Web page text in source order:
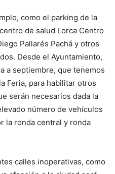
como el parking de la
de salud Lorca Centro
Pallarés Pachá y otros
Desde el Ayuntamiento,
a septiembre, que tenemos
Feria, para habilitar otros
serán necesarios dada la
número de vehículos
la ronda central y ronda
calles inoperativas, como